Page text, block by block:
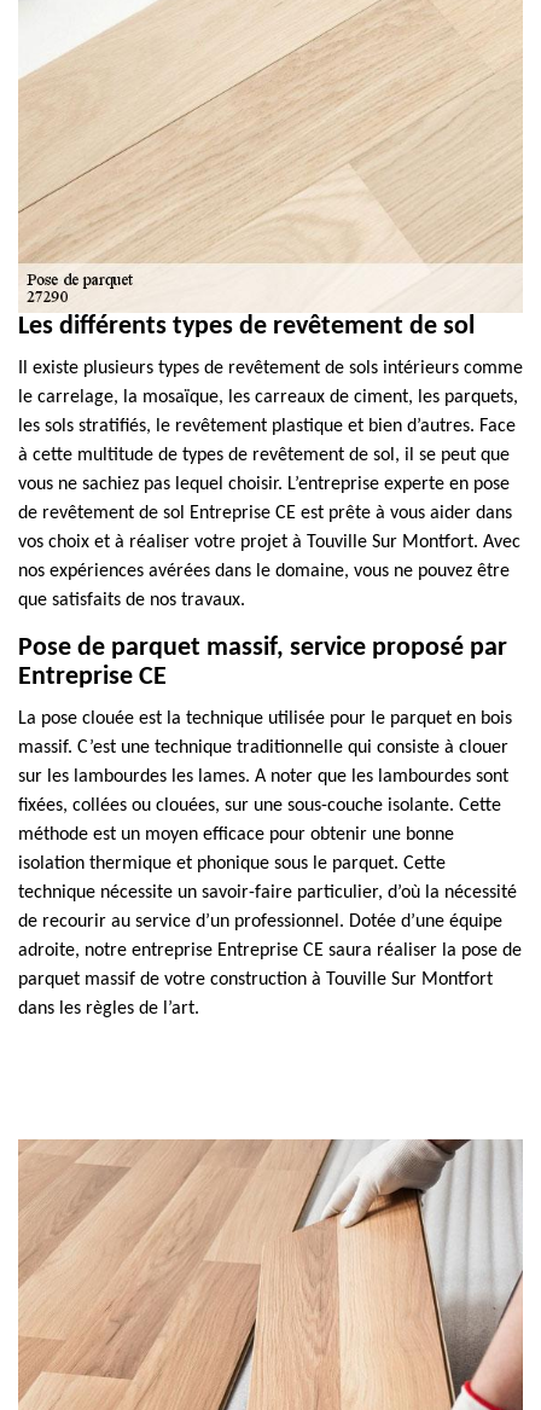
Les différents types de revêtement de sol
Il existe plusieurs types de revêtement de sols intérieurs comme
le carrelage, la mosaïque, les carreaux de ciment, les parquets,
les sols stratifiés, le revêtement plastique et bien d’autres. Face
à cette multitude de types de revêtement de sol, il se peut que
vous ne sachiez pas lequel choisir. L’entreprise experte en pose
de revêtement de sol Entreprise CE est prête à vous aider dans
vos choix et à réaliser votre projet à Touville Sur Montfort. Avec
nos expériences avérées dans le domaine, vous ne pouvez être
que satisfaits de nos travaux.
Pose de parquet massif, service proposé par
Entreprise CE
La pose clouée est la technique utilisée pour le parquet en bois
massif. C’est une technique traditionnelle qui consiste à clouer
sur les lambourdes les lames. A noter que les lambourdes sont
fixées, collées ou clouées, sur une sous-couche isolante. Cette
méthode est un moyen efficace pour obtenir une bonne
isolation thermique et phonique sous le parquet. Cette
technique nécessite un savoir-faire particulier, d’où la nécessité
de recourir au service d’un professionnel. Dotée d’une équipe
adroite, notre entreprise Entreprise CE saura réaliser la pose de
parquet massif de votre construction à Touville Sur Montfort
dans les règles de l’art.